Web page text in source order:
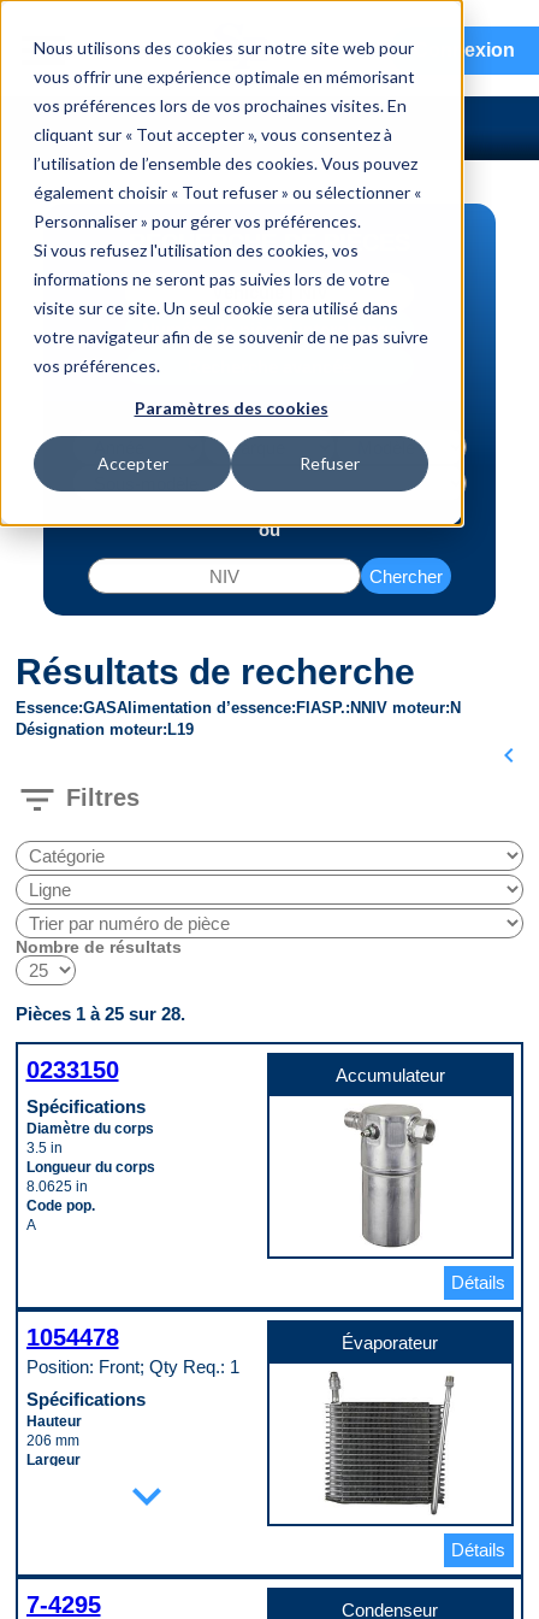
Nous utilisons des cookies sur notre site web pour
vous offrir une expérience optimale en mémorisant
vos préférences lors de vos prochaines visites. En
cliquant sur « Tout accepter », vous consentez à
l’utilisation de l’ensemble des cookies. Vous pouvez
également choisir « Tout refuser » ou sélectionner «
Personnaliser » pour gérer vos préférences.
Si vous refusez l'utilisation des cookies, vos
informations ne seront pas suivies lors de votre
visite sur ce site. Un seul cookie sera utilisé dans
votre navigateur afin de se souvenir de ne pas suivre
vos préférences.
Paramètres des cookies
Accepter Refuser
menu Connexion
RECHERCHE DE PIÈCES
Véhicule | NIV
Numéro de pièce | interchange
ou
Chercher
Résultats de recherche
Essence GASAlimentation d’essence FI ASP. N NIV moteur N
Désignation moteur L19
chevron_left
filter_list Filtres
Nombre de résultats
Pièces 1 à 25 sur 28.
0233150
Spécifications
Diamètre du corps
3.5 in
Longueur du corps
8.0625 in
Code pop.
A
Accumulateur
Détails
1054478
Position: Front; Qty Req.: 1
Spécifications
Hauteur
206 mm
Largeur
Type de raccord d’entrée
(mâle/femelle)
Male
expand_more
Évaporateur
Détails
7-4295 Condenseur